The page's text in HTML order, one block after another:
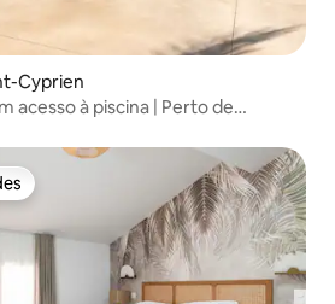
Cyprien
acesso à piscina | Perto de